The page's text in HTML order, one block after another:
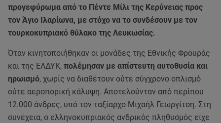
προγεφύρωμα από το Πέντε Μίλι της Κερύνειας προς
τον Άγιο Ιλαρίωνα, με στόχο να το συνδέσουν με τον
τουρκοκυπριακό θύλακο της Λευκωσίας.
Όταν κινητοποιήθηκαν οι μονάδες της Εθνικής Φρουράς
και της ΕΛΔΥΚ, πολέμησαν με απίστευτη αυτοθυσία και
ηρωισμό, χωρίς να διαθέτουν ούτε σύγχρονο οπλισμό
ούτε αεροπορική κάλυψη. Αποτελούνταν από περίπου
12.000 άνδρες, υπό τον ταξίαρχο Μιχαήλ Γεωργίτση. Στη
συνέχεια, ο ελληνοκυπριακός ανδρικός πληθυσμός είχε